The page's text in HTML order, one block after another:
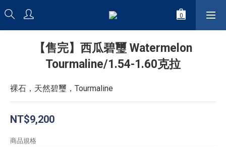
【售完】西瓜碧璽 Watermelon
Tourmaline/1.54-1.60克拉
裸石，天然碧璽，Tourmaline
NT$9,200
商品規格